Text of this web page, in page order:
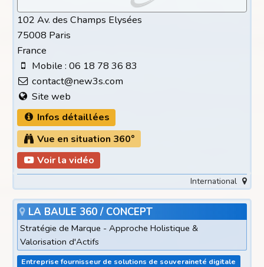
102 Av. des Champs Elysées
75008 Paris
France
Mobile : 06 18 78 36 83
contact@new3s.com
Site web
Infos détaillées
Vue en situation 360°
Voir la vidéo
International
LA BAULE 360 / CONCEPT
Stratégie de Marque - Approche Holistique &
Valorisation d'Actifs
Entreprise fournisseur de solutions de souveraineté digitale